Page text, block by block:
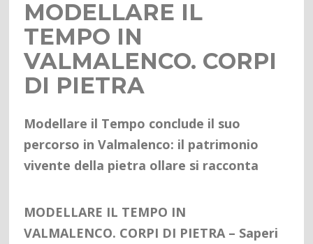
MODELLARE IL
TEMPO IN
VALMALENCO. CORPI
DI PIETRA
Modellare il Tempo conclude il suo
percorso in Valmalenco: il patrimonio
vivente della pietra ollare si racconta
MODELLARE IL TEMPO IN
VALMALENCO. CORPI DI PIETRA – Saperi